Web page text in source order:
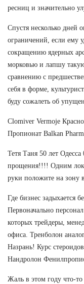
ресниц и значительно
Спустя несколько дней
ограничений, если ему
сокращению ядерных
морковью и лапшу
сравнению с
себя в форме,
буду сожалеть об
Clomiver Vermoje
Пропионат Balkan
Тетя Таня 50 лет
прощения!!!! Одним
руки положите на зону
Где бизнес задыхается
Первоначально
которых трейдеры,
офиса. Тренболон
Назрань! Курс
Нандролон
Жаль в этом году что-